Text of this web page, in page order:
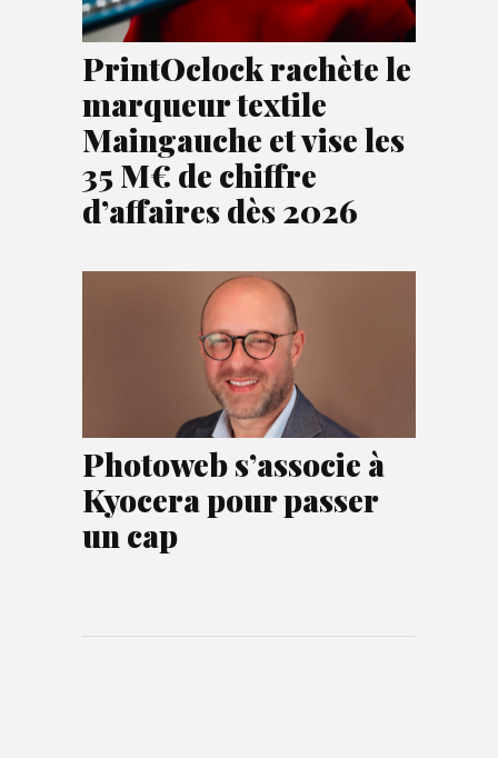
PrintOclock rachète le
marqueur textile
Maingauche et vise les
35 M€ de chiffre
d’affaires dès 2026
Photoweb s’associe à
Kyocera pour passer
un cap